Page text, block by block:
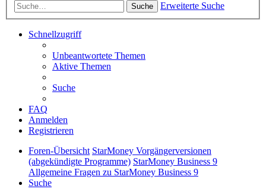
Suche Erweiterte Suche
Schnellzugriff
Unbeantwortete Themen
Aktive Themen
Suche
FAQ
Anmelden
Registrieren
Foren-Übersicht StarMoney Vorgängerversionen
(abgekündigte Programme) StarMoney Business 9
Allgemeine Fragen zu StarMoney Business 9
Suche